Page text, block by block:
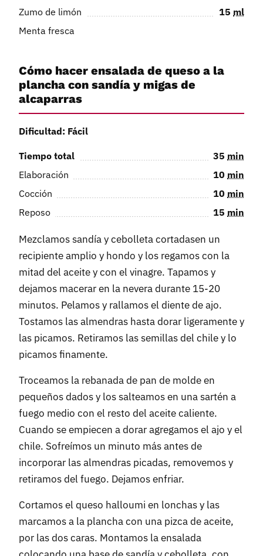
Zumo de limón
15 ml
Menta fresca
Cómo hacer ensalada de queso a la
plancha con sandía y migas de
alcaparras
Dificultad: Fácil
Tiempo total 35 min
Elaboración
10 min
Cocción
10 min
Reposo
15 min
Mezclamos sandía y cebolleta cortadasen un
recipiente amplio y hondo y los regamos con la
mitad del aceite y con el vinagre. Tapamos y
dejamos macerar en la nevera durante 15-20
minutos. Pelamos y rallamos el diente de ajo.
Tostamos las almendras hasta dorar ligeramente y
las picamos. Retiramos las semillas del chile y lo
picamos finamente.
Troceamos la rebanada de pan de molde en
pequeños dados y los salteamos en una sartén a
fuego medio con el resto del aceite caliente.
Cuando se empiecen a dorar agregamos el ajo y el
chile. Sofreímos un minuto más antes de
incorporar las almendras picadas, removemos y
retiramos del fuego. Dejamos enfriar.
Cortamos el queso halloumi en lonchas y las
marcamos a la plancha con una pizca de aceite,
por las dos caras. Montamos la ensalada